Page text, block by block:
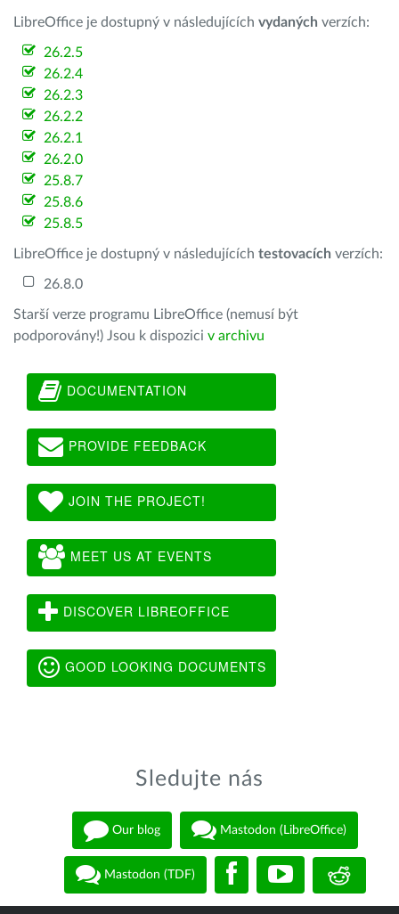
LibreOffice je dostupný v následujících vydaných verzích:
26.2.5
26.2.4
26.2.3
26.2.2
26.2.1
26.2.0
25.8.7
25.8.6
25.8.5
LibreOffice je dostupný v následujících testovacích verzích:
26.8.0
Starší verze programu LibreOffice (nemusí být
podporovány!) Jsou k dispozici v archivu
DOCUMENTATION
PROVIDE FEEDBACK
JOIN THE PROJECT!
MEET US AT EVENTS
DISCOVER LIBREOFFICE
GOOD LOOKING DOCUMENTS
Sledujte nás
Our blog Mastodon (LibreOffice)
Mastodon (TDF)